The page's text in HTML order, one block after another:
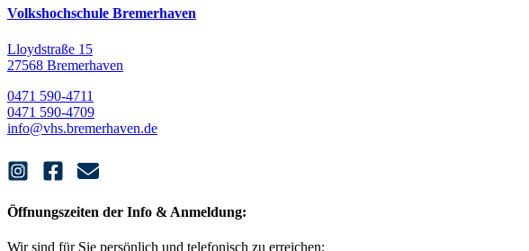
Volkshochschule Bremerhaven
Lloydstraße 15
27568 Bremerhaven
0471 590-4711
0471 590-4709
info@vhs.bremerhaven.de
Öffnungszeiten der Info & Anmeldung:
Wir sind für Sie persönlich und telefonisch zu erreichen: